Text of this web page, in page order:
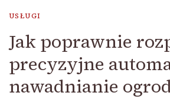
USŁUGI
Jak poprawnie
precyzyjne
nawadnianie